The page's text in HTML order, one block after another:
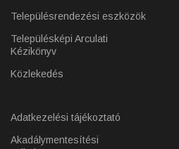
Településrendezési eszközök
Településképi Arculati
Kézikönyv
Közlekedés
Adatkezelési tájékoztató
Akadálymentesítési